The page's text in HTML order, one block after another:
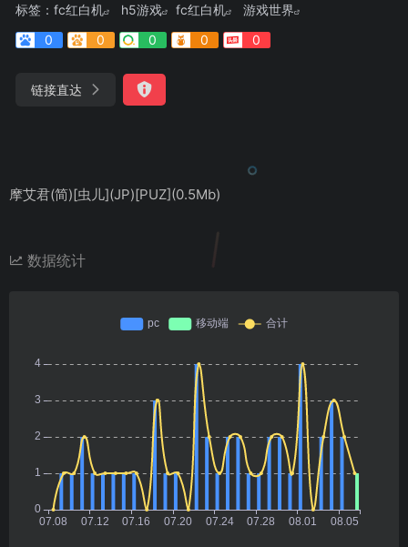
标签： fc红白机 h5游戏 fc红白机
游戏世界
0
0 0 0 0
链接直达
摩艾君(简)[虫儿](JP)[PUZ](0.5Mb)
数据统计